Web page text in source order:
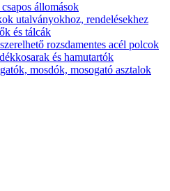
állomások
utalványokhoz, rendelésekhez
és tálcák
rozsdamentes acél polcok
és hamutartók
mosdók, mosogató asztalok